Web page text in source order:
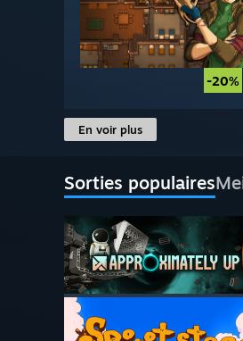
-20%
En voir plus
Sorties populaires